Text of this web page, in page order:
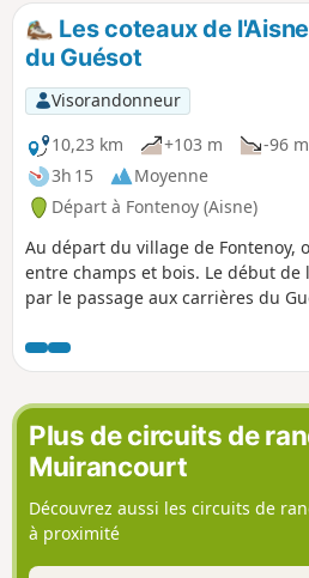
vue sur Compiègne. C'est un
de la beauté et des plaisirs de
Compiègne et de sa forêt.
Les coteaux de
du Guésot
Visorandonneur
10,23 km
+103 m
-96 m
3h 15
Moyenne
Départ à Fontenoy (Aisne)
Au départ du village de Fontenoy,
entre champs et bois. Le début de
par le passage aux carrières du
guerre mondial. La fin de la
vallée de l'Aisne et en bordure
Plus de circuits de
Muirancourt
Découvrez aussi les circuits de
à proximité